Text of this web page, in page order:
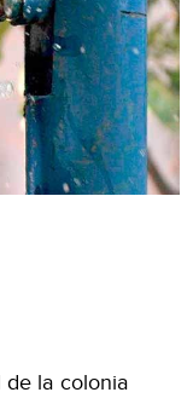
de la colonia